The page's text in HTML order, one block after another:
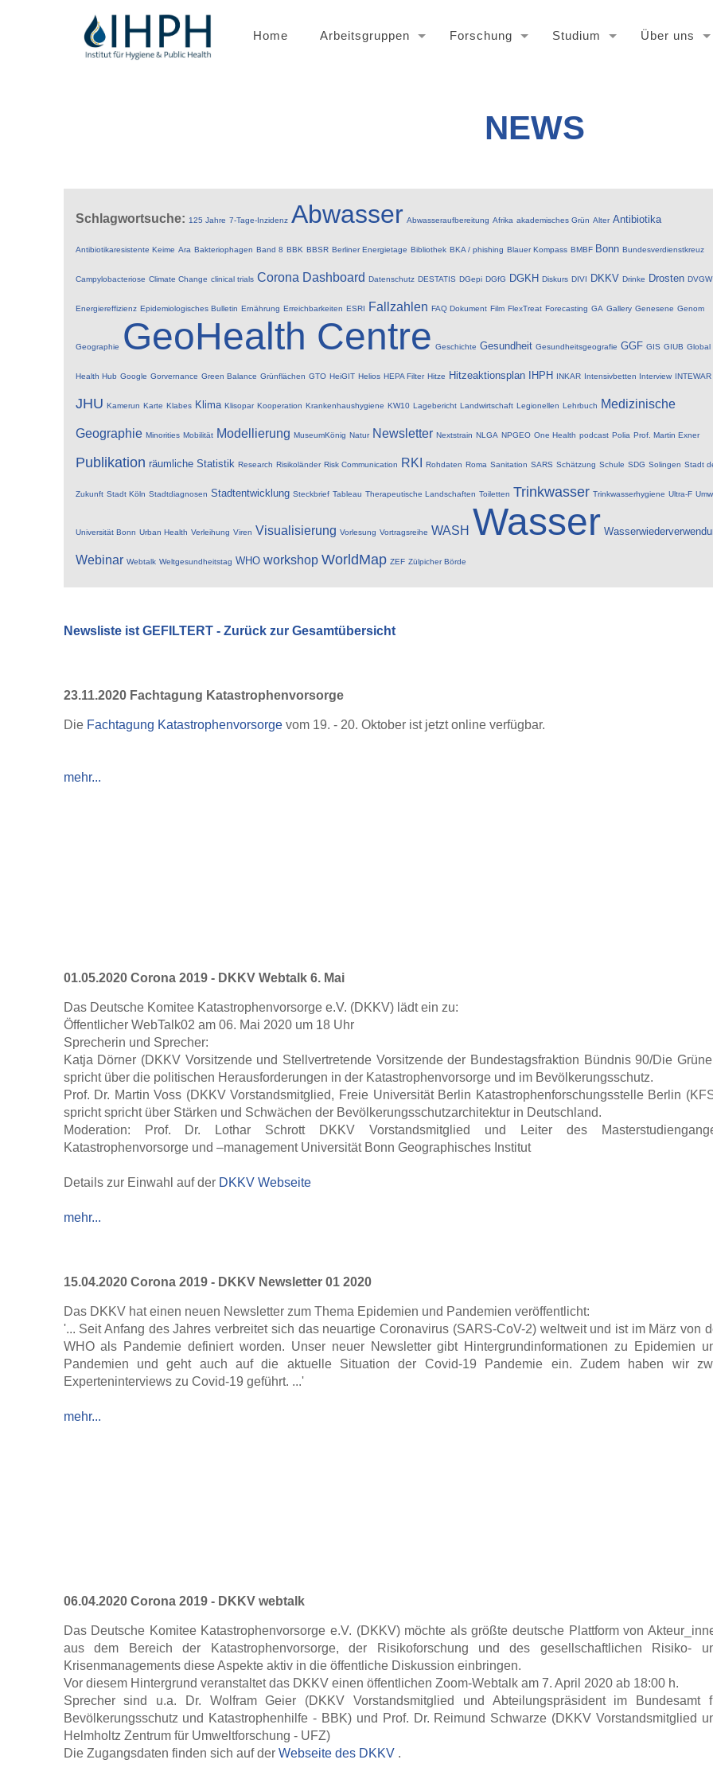
Home Arbeitsgruppen Forschung Studium Über uns
NEWS
Schlagwortsuche: 125 Jahre 7-Tage-Inzidenz Abwasser Abwasseraufbereitung Afrika akademisches Grün Alter Antibiotika
Antibiotikaresistente Keime Ara Bakteriophagen Band 8 BBK BBSR Berliner Energietage Bibliothek BKA / phishing Blauer Kompass BMBF Bonn Bundesverdienstkreuz
Campylobacteriose Climate Change clinical trials Corona Dashboard Datenschutz DESTATIS DGepi DGfG DGKH Diskurs DIVI DKKV Drinke Drosten DVGW
Energiereffizienz Epidemiologisches Bulletin Ernährung Erreichbarkeiten ESRI Fallzahlen FAQ Dokument Film FlexTreat Forecasting GA Gallery Genesene Genom
Geographie GeoHealth Centre Geschichte Gesundheit Gesundheitsgeografie GGF GIS GIUB Global
Health Hub Google Gorvernance Green Balance Grünflächen GTO HeiGIT Helios HEPA Filter Hitze Hitzeaktionsplan IHPH INKAR Intensivbetten Interview INTEWAR
JHU Kamerun Karte Klabes Klima Klisopar Kooperation Krankenhaushygiene KW10 Lagebericht Landwirtschaft Legionellen Lehrbuch Medizinische
Geographie Minorities Mobilität Modellierung MuseumKönig Natur Newsletter Nextstrain NLGA NPGEO One Health podcast Polia Prof. Martin Exner
Publikation räumliche Statistik Research Risikoländer Risk Communication RKI Rohdaten Roma Sanitation SARS Schätzung Schule SDG Solingen Stadt
Zukunft Stadt Köln Stadtdiagnosen Stadtentwicklung Steckbrief Tableau Therapeutische Landschaften Toiletten Trinkwasser Trinkwasserhygiene Ultra-F
Universität Bonn Urban Health Verleihung Viren Visualisierung Vorlesung Vortragsreihe WASH Wasser
Webinar Webtalk Weltgesundheitstag WHO workshop WorldMap ZEF Zülpicher Börde
Newsliste ist GEFILTERT - Zurück zur Gesamtübersicht
23.11.2020 Fachtagung Katastrophenvorsorge
Die Fachtagung Katastrophenvorsorgevom 19. - 20. Oktober ist jetzt online verfügbar.
mehr...
01.05.2020 Corona 2019 - DKKV Webtalk 6. Mai
Das Deutsche Komitee Katastrophenvorsorge e.V. (DKKV) lädt ein zu:
Öffentlicher WebTalk02 am 06. Mai 2020 um 18 Uhr
Sprecherin und Sprecher:
Katja Dörner (DKKV Vorsitzende und Stellvertretende Vorsitzende der Bundestagsfraktion Bündnis 90/Die
spricht über die politischen Herausforderungen in der Katastrophenvorsorge und im Bevölkerungsschutz.
Prof. Dr. Martin Voss (DKKV Vorstandsmitglied, Freie Universität Berlin Katastrophenforschungsstelle Berlin
spricht spricht über Stärken und Schwächen der Bevölkerungsschutzarchitektur in Deutschland.
Moderation: Prof. Dr. Lothar Schrott DKKV Vorstandsmitglied und Leiter des
Katastrophenvorsorge und –management Universität Bonn Geographisches Institut
Details zur Einwahl auf der DKKV Webseite
mehr...
15.04.2020 Corona 2019 - DKKV Newsletter 01 2020
Das DKKV hat einen neuen Newsletter zum Thema Epidemien und Pandemien veröffentlicht:
'... Seit Anfang des Jahres verbreitet sich das neuartige Coronavirus (SARS-CoV-2) weltweit und ist im März von
WHO als Pandemie definiert worden. Unser neuer Newsletter gibt Hintergrundinformationen zu Epidemien
Pandemien und geht auch auf die aktuelle Situation der Covid-19 Pandemie ein. Zudem haben wir
Experteninterviews zu Covid-19 geführt. ...'
mehr...
06.04.2020 Corona 2019 - DKKV webtalk
Das Deutsche Komitee Katastrophenvorsorge e.V. (DKKV) möchte als größte deutsche Plattform von
aus dem Bereich der Katastrophenvorsorge, der Risikoforschung und des gesellschaftlichen Risiko-
Krisenmanagements diese Aspekte aktiv in die öffentliche Diskussion einbringen.
Vor diesem Hintergrund veranstaltet das DKKV einen öffentlichen Zoom-Webtalk am 7. April 2020 ab 18:00 h.
Sprecher sind u.a. Dr. Wolfram Geier (DKKV Vorstandsmitglied und Abteilungspräsident im Bundesamt
Bevölkerungsschutz und Katastrophenhilfe - BBK) und Prof. Dr. Reimund Schwarze (DKKV Vorstandsmitglied
Helmholtz Zentrum für Umweltforschung - UFZ)
Die Zugangsdaten finden sich auf der Webseite des DKKV .